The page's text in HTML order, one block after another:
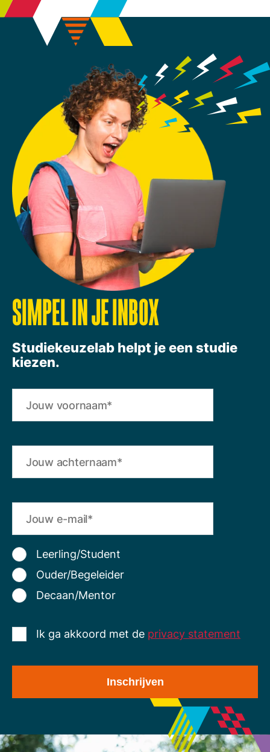
SIMPEL IN JE INBOX
Studiekeuzelab helpt je een studie
kiezen.
Leerling/Student
Ouder/Begeleider
Decaan/Mentor
Ik ga akkoord met de privacy statement